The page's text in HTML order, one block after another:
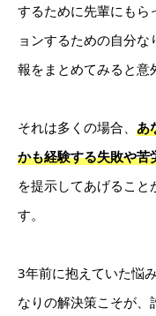
するために先輩にもら
ョンするための自分
報をまとめてみると意
それは多くの場合、 あ
かも経験する失敗や苦
を提示してあげること
す。
3年前に抱えていた悩
なりの解決策こそが、